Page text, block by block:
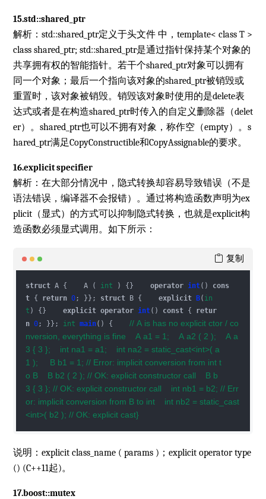
15.std::shared_ptr
解析：std::shared_ptr定义于头文件 中，template< class T >
class shared_ptr; std::shared_ptr是通过指针保持某个对象的
共享拥有权的智能指针。若干个shared_ptr对象可以拥有
同一个对象；最后一个指向该对象的shared_ptr被销毁或
重置时，该对象被销毁。销毁该对象时使用的是delete表
达式或者是在构造shared_ptr时传入的自定义删除器（delet
er）。shared_ptr也可以不拥有对象，称作空（empty）。s
hared_ptr满足CopyConstructible和CopyAssignable的要求。
16.explicit specifier
解析：在大部分情况中，隐式转换却容易导致错误（不是
语法错误，编译器不会报错）。通过将构造函数声明为ex
plicit（显式）的方式可以抑制隐式转换，也就是explicit构
造函数必须显式调用。如下所示：
struct A {    A ( int ) {} operator int() cons
t { return 0; }}; struct B { explicit B( in
t ) {} explicit operator int() const { retur
n 0; }}; int main() { // A is has no explicit ctor / co
nversion, everything is fine    A a1 = 1;    A a2 ( 2 );    A a
3 { 3 };    int na1 = a1;    int na2 = static_cast<int>( a
1 );     B b1 = 1; // Error: implicit conversion from int t
o B    B b2 ( 2 ); // OK: explicit constructor call    B b
3 { 3 }; // OK: explicit constructor call    int nb1 = b2; // Err
or: implicit conversion from B to int    int nb2 = static_cast
<int>( b2 ); // OK: explicit cast}
复制
说明：explicit class_name ( params )；explicit operator type
() (C++11起)。
17.boost::mutex